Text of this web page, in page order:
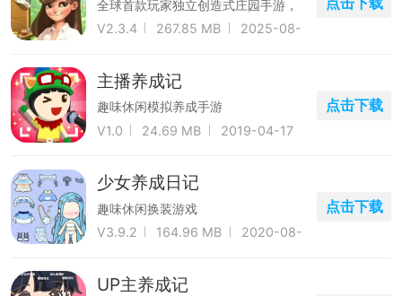
全球首款玩家独立创造式庄园手游，
一起搭建温馨的家园
V2.3.4 267.85 MB
2025-08-
主播养成记
趣味休闲模拟养成手游
V1.0
24.69 MB 2019-04-17
点击下载
少女养成日记
趣味休闲换装游戏
V3.9.2
164.96 MB
2020-08-
点击下载
UP主养成记